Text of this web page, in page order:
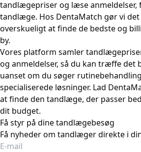
tandlægepriser og læse anmeldelser,
tandlæge. Hos DentaMatch gør vi
overskueligt at finde de bedste og
by.
Vores platform samler
og anmeldelser, så du kan træffe det
uanset om du søger
specialiserede løsninger. Lad
at finde den tandlæge, der passer
dit budget.
Få styr på dine tandlægebesøg
Få nyheder om tandlæger direkte i